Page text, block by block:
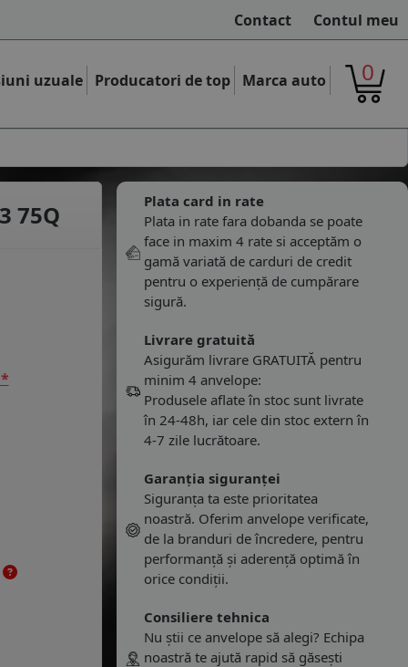
Contact Contul meu
uzuale Producatori de top Marca auto 0
75Q
Plata card in rate
Plata in rate fara dobanda se poate
face in maxim 4 rate si acceptăm o
gamă variată de carduri de credit
pentru o experiență de cumpărare
sigură.
Livrare gratuită
Asigurăm livrare GRATUITĂ pentru
minim 4 anvelope:
Produsele aflate în stoc sunt livrate
în 24-48h, iar cele din stoc extern în
4-7 zile lucrătoare.
Garanția siguranței
Siguranța ta este prioritatea
noastră. Oferim anvelope verificate,
de la branduri de încredere, pentru
performanță și aderență optimă în
orice condiții.
Consiliere tehnica
Nu știi ce anvelope să alegi? Echipa
noastră te ajută rapid să găsești